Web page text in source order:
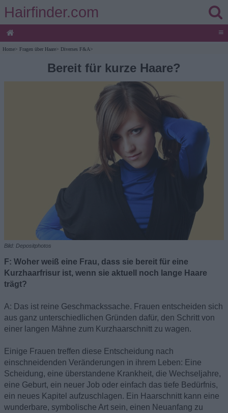
Hairfinder.com
≡
Home> Fragen über Haare> Diverses F&A>
Bereit für kurze Haare?
Bild: Depositphotos
F: Woher weiß eine Frau, dass sie bereit für eine
Kurzhaarfrisur ist, wenn sie aktuell noch lange Haare
trägt?
A: Das ist reine Geschmackssache. Frauen entscheiden sich
aus ganz unterschiedlichen Gründen dafür, den Schritt von
einer langen Mähne zum Kurzhaarschnitt zu wagen.
Einige Frauen treffen diese Entscheidung nach
einschneidenden Veränderungen in ihrem Leben: Eine
Scheidung, eine überstandene Krankheit, die Wechseljahre,
eine Geburt, ein neuer Job oder einfach das tiefe Bedürfnis,
ein neues Kapitel aufzuschlagen. Ein Haarschnitt kann eine
wunderbare, symbolische Art sein, einen Neuanfang zu